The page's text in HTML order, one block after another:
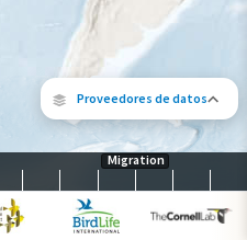
Proveedores de datos
Los siguientes socios contribuyeron
Migration